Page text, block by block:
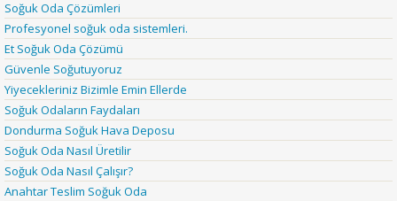
Soğuk Oda Çözümleri
Profesyonel soğuk oda sistemleri.
Et Soğuk Oda Çözümü
Güvenle Soğutuyoruz
Yiyecekleriniz Bizimle Emin Ellerde
Soğuk Odaların Faydaları
Dondurma Soğuk Hava Deposu
Soğuk Oda Nasıl Üretilir
Soğuk Oda Nasıl Çalışır?
Anahtar Teslim Soğuk Oda